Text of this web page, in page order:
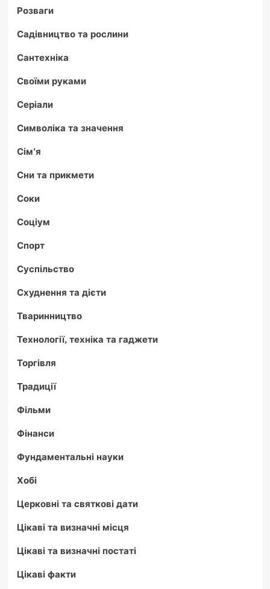
Розваги
Садівництво та рослини
Сантехніка
Своїми руками
Серіали
Символіка та значення
Сім'я
Сни та прикмети
Соки
Соціум
Спорт
Суспільство
Схуднення та дієти
Тваринництво
Технології, техніка та гаджети
Торгівля
Традиції
Фільми
Фінанси
Фундаментальні науки
Хобі
Церковні та святкові дати
Цікаві та визначні місця
Цікаві та визначні постаті
Цікаві факти